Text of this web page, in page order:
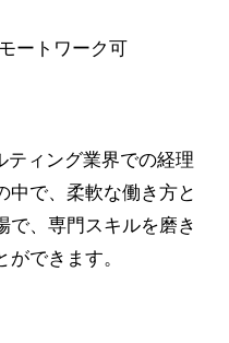
ートワーク可
ティング業界での経理
中で、柔軟な働き方と
で、専門スキルを磨き
できます。